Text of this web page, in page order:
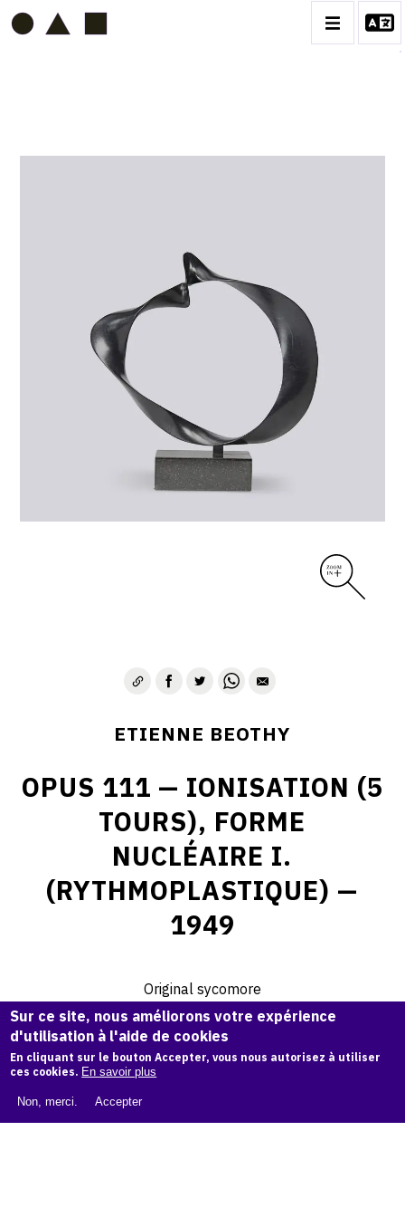
VOL. 1 - LES SCULPTURES
ETIENNE BEOTHY
OPUS 111 — IONISATION (5
TOURS), FORME
NUCLÉAIRE I.
(RYTHMOPLASTIQUE) —
1949
Original sycomore
Hauteur: 44 cm
Collection Privée
© Archives Etienne Beothy
Sur ce site, nous améliorons votre expérience
d'utilisation à l'aide de cookies
En cliquant sur le bouton Accepter, vous nous autorisez à utiliser
ces cookies. En savoir plus
Non, merci. Accepter